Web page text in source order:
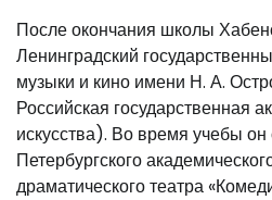
После окончания школы
Ленинградский
музыки и кино имени Н. А.
Российская государственная
искусства). Во время учебы
Петербургского
драматического театра